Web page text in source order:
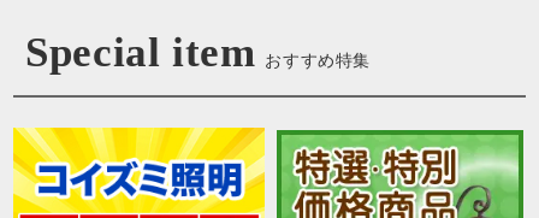
Special item おすすめ特集